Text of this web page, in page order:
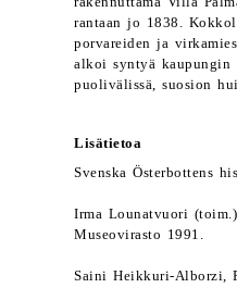
rantaan jo 1838.
porvareiden ja
alkoi syntyä
puolivälissä, suosion
Lisätietoa
Svenska Österbottens
Irma Lounatvuori
Museovirasto 1991.
Saini Heikkuri-Alborzi,